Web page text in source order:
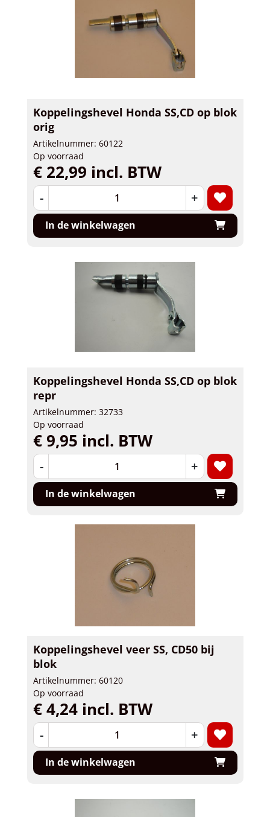
Koppelingshevel Honda SS,CD op blok
orig
Artikelnummer: 60122
Op voorraad
€ 22,99 incl. BTW
- +
In de winkelwagen
Koppelingshevel Honda SS,CD op blok
repr
Artikelnummer: 32733
Op voorraad
€ 9,95 incl. BTW
- +
In de winkelwagen
Koppelingshevel veer SS, CD50 bij
blok
Artikelnummer: 60120
Op voorraad
€ 4,24 incl. BTW
- +
In de winkelwagen